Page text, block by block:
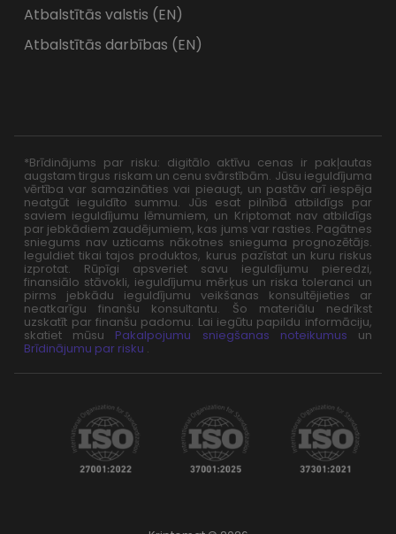
Atbalstītās valstis (EN)
Atbalstītās darbības (EN)
*Brīdinājums par risku: digitālo aktīvu cenas ir pakļautas
augstam tirgus riskam un cenu svārstībām. Jūsu ieguldījuma
vērtība var samazināties vai pieaugt, un pastāv arī iespēja
neatgūt ieguldīto summu. Jūs esat pilnībā atbildīgs par
saviem ieguldījumu lēmumiem, un Kriptomat nav atbildīgs
par jebkādiem zaudējumiem, kas jums var rasties. Pagātnes
sniegums nav uzticams nākotnes snieguma prognozētājs.
Ieguldiet tikai tajos produktos, kurus pazīstat un kuru riskus
izprotat. Rūpīgi apsveriet savu ieguldījumu pieredzi,
finansiālo stāvokli, ieguldījumu mērķus un riska toleranci un
pirms jebkādu ieguldījumu veikšanas konsultējieties ar
neatkarīgu finanšu konsultantu. Šo materiālu nedrīkst
uzskatīt par finanšu padomu. Lai iegūtu papildu informāciju,
skatiet mūsu Pakalpojumu sniegšanas noteikumus un
Brīdinājumu par risku .